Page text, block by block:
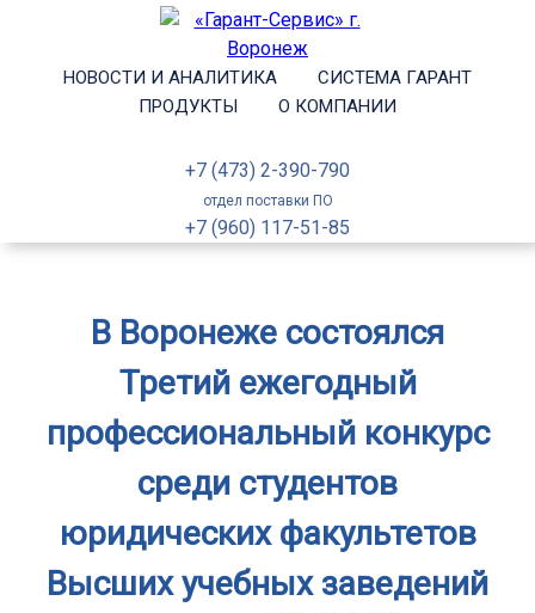
НОВОСТИ И АНАЛИТИКА
СИСТЕМА ГАРАНТ
ПРОДУКТЫ
О КОМПАНИИ
+7 (473) 2-390-790
отдел поставки ПО
+7 (960) 117-51-85
В Воронеже состоялся
Третий ежегодный
профессиональный конкурс
среди студентов
юридических факультетов
Высших учебных заведений